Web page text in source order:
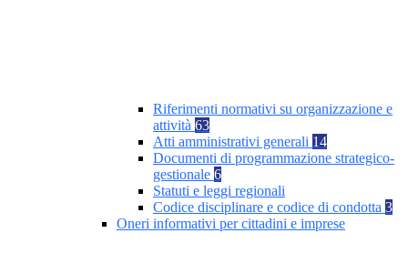
Riferimenti normativi su organizzazione e
attività 63
Atti amministrativi generali 14
Documenti di programmazione strategico-
gestionale 6
Statuti e leggi regionali
Codice disciplinare e codice di condotta 3
Oneri informativi per cittadini e imprese